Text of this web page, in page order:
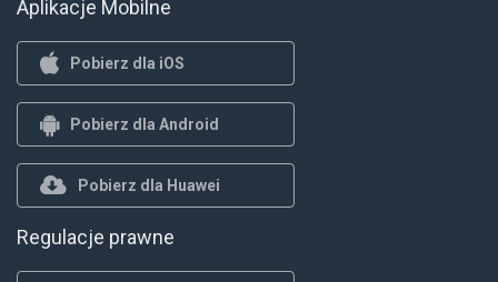
Aplikacje Mobilne
Pobierz dla iOS
Pobierz dla Android
Pobierz dla Huawei
Regulacje prawne